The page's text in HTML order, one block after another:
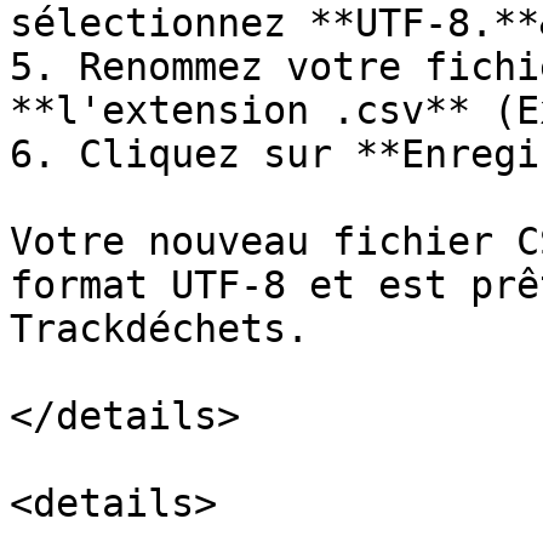
sélectionnez **UTF-
5. Renommez votre
**l'extension .csv**
6. Cliquez sur
Votre nouveau fichier
format UTF-8 et est
Trackdéchets.
</details>
<details>